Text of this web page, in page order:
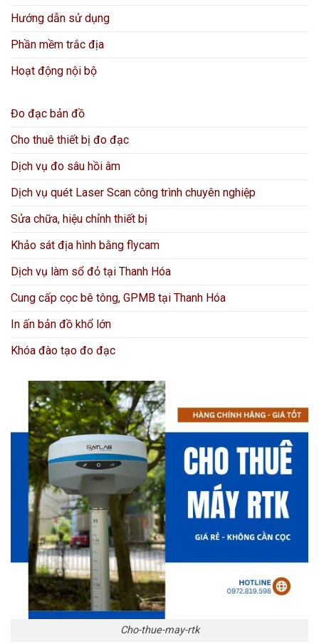
Hướng dẫn sử dụng
Phần mềm trắc địa
Hoạt động nội bộ
Đo đạc bản đồ
Cho thuê thiết bị đo đạc
Dịch vụ đo sâu hồi âm
Dịch vụ quét Laser Scan công trình chuyên nghiệp
Sửa chữa, hiệu chỉnh thiết bị
Khảo sát địa hình bằng flycam
Dịch vụ làm sổ đỏ tại Thanh Hóa
Cung cấp cọc bê tông, GPMB tại Thanh Hóa
In ấn bản đồ khổ lớn
Khóa đào tạo đo đạc
Cho-thue-may-rtk